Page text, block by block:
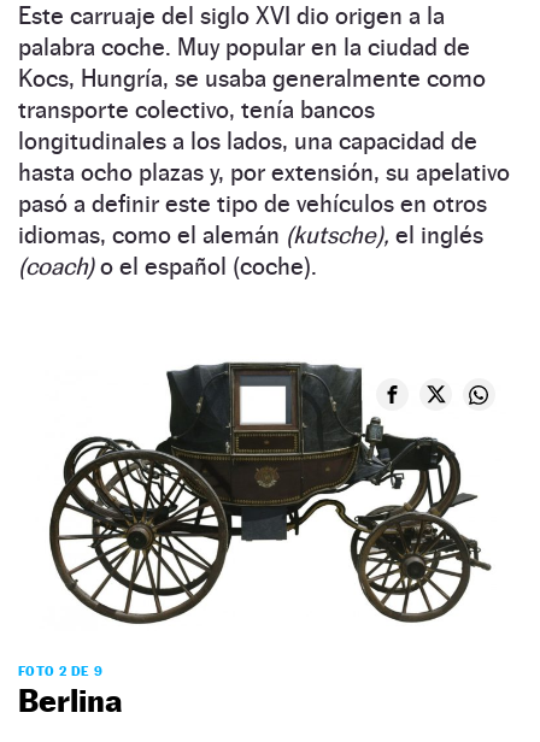
Este carruaje del siglo XVI dio origen a la
palabra coche. Muy popular en la ciudad de
Kocs, Hungría, se usaba generalmente como
transporte colectivo, tenía bancos
longitudinales a los lados, una capacidad de
hasta ocho plazas y, por extensión, su apelativo
pasó a definir este tipo de vehículos en otros
idiomas, como el alemán (kutsche), el inglés
(coach)o el español (coche).
FOTO 2 DE 9
Berlina